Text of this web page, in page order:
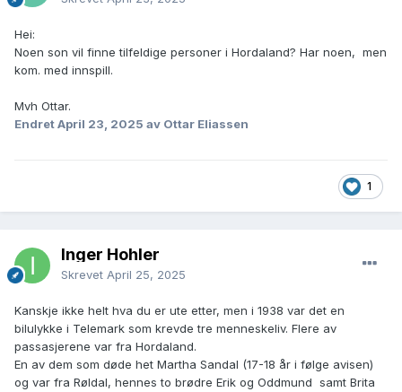
Hei:
Noen son vil finne tilfeldige personer i Hordaland? Har noen, men
kom. med innspill.
Mvh Ottar.
EndretApril 23, 2025 av Ottar Eliassen
1
Inger Hohler
Skrevet April 25, 2025
Kanskje ikke helt hva du er ute etter, men i 1938 var det en
bilulykke i Telemark som krevde tre menneskeliv. Flere av
passasjerene var fra Hordaland.
En av dem som døde het Martha Sandal (17-18 år i følge avisen)
og var fra Røldal, hennes to brødre Erik og Oddmund samt Brita